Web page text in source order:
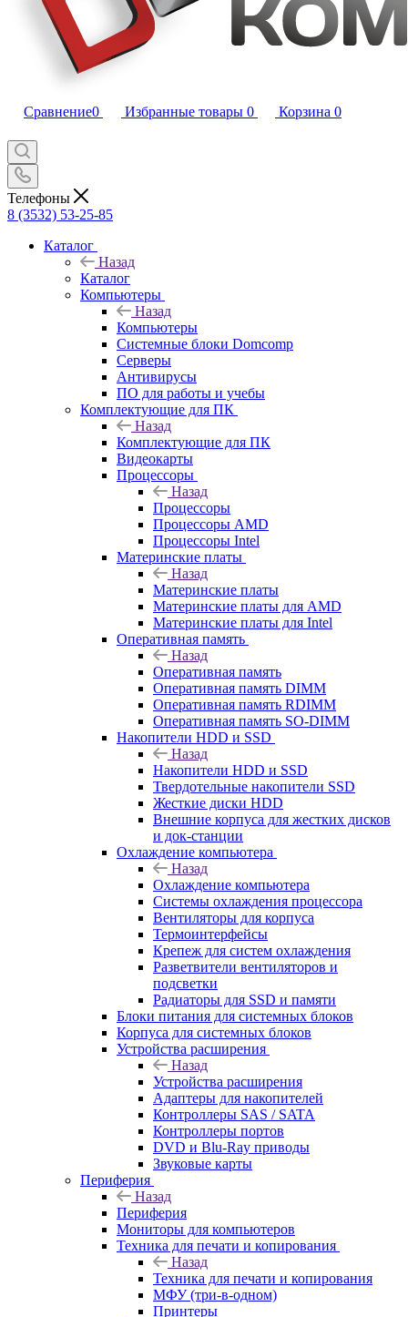
Сравнение0 Избранные товары 0 Корзина 0
Телефоны
8 (3532) 53-25-85
Каталог
Назад
Каталог
Компьютеры
Назад
Компьютеры
Системные блоки Domcomp
Серверы
Антивирусы
ПО для работы и учебы
Комплектующие для ПК
Назад
Комплектующие для ПК
Видеокарты
Процессоры
Назад
Процессоры
Процессоры AMD
Процессоры Intel
Материнские платы
Назад
Материнские платы
Материнские платы для AMD
Материнские платы для Intel
Оперативная память
Назад
Оперативная память
Оперативная память DIMM
Оперативная память RDIMM
Оперативная память SO-DIMM
Накопители HDD и SSD
Назад
Накопители HDD и SSD
Твердотельные накопители SSD
Жесткие диски HDD
Внешние корпуса для жестких дисков
и док-станции
Охлаждение компьютера
Назад
Охлаждение компьютера
Системы охлаждения процессора
Вентиляторы для корпуса
Термоинтерфейсы
Крепеж для систем охлаждения
Разветвители вентиляторов и
подсветки
Радиаторы для SSD и памяти
Блоки питания для системных блоков
Корпуса для системных блоков
Устройства расширения
Назад
Устройства расширения
Адаптеры для накопителей
Контроллеры SAS / SATA
Контроллеры портов
DVD и Blu-Ray приводы
Звуковые карты
Периферия
Назад
Периферия
Мониторы для компьютеров
Техника для печати и копирования
Назад
Техника для печати и копирования
МФУ (три-в-одном)
Принтеры